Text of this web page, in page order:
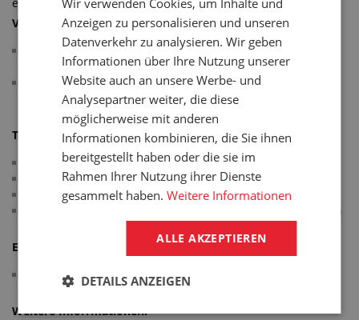
elastischer Gummiausführung.
Verwendung:
Kantenschutz, Mannloch-, Durchgang-, Behälter-,
Behälterdeckel, Tank- und Vorratsbehälterdichtung
Dient nicht nur als Schutzelement, sondern auch als
gestalterisches Element
Technische Parameter:
Material: NBR (Ölbeständig)
Härtetoleranz: +/-5 °ShA
Farbe: schwarz
Arbeitstemperatur: -30 °C/+100 °C (mehr Details in Tabelle)
Erfüllt die Normen:
Abmessungen nach ISO 3302-1 E2
Weitere Inforrmationen:
Anzeigen zu personalisieren und unseren
Datenverkehr zu analysieren. Wir geben
Informationen über Ihre Nutzung unserer
Website auch an unsere Werbe- und
Analysepartner weiter, die diese
möglicherweise mit anderen
Informationen kombinieren, die Sie ihnen
bereitgestellt haben oder die sie im
Rahmen Ihrer Nutzung ihrer Dienste
gesammelt haben.Weitere Informationen
ALLE AKZEPTIEREN
DETAILS ANZEIGEN